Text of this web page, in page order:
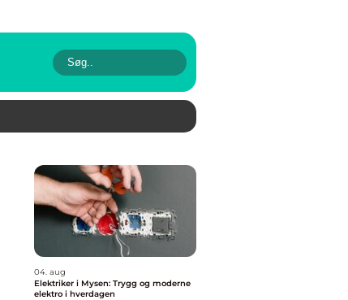
04. aug
Elektriker i Mysen: Trygg og moderne
elektro i hverdagen